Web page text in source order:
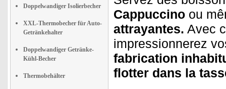
Doppelwandiger Isolierbecher
XXL-Thermobecher für Auto-
Getränkehalter
Doppelwandiger Getränke-
Kühl-Becher
Thermobehälter
Cappuccino ou
attrayantes. Avec
impressionnerez
fabrication
flotter dans la